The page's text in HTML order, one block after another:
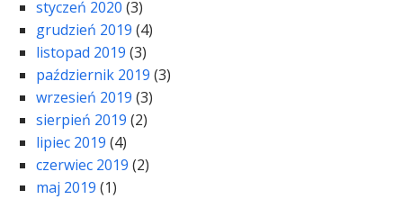
styczeń 2020 (3)
grudzień 2019 (4)
listopad 2019 (3)
październik 2019 (3)
wrzesień 2019 (3)
sierpień 2019 (2)
lipiec 2019 (4)
czerwiec 2019 (2)
maj 2019 (1)